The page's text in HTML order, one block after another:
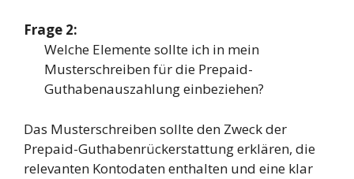
Frage 2:
Welche Elemente sollte ich in mein
Musterschreiben für die Prepaid-
Guthabenauszahlung einbeziehen?
Das Musterschreiben sollte den Zweck der
Prepaid-Guthabenrückerstattung erklären, die
relevanten Kontodaten enthalten und eine klar